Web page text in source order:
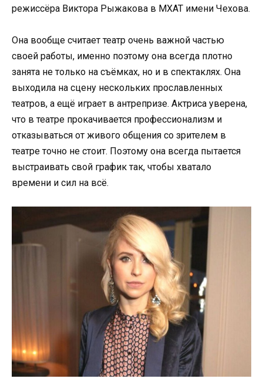
режиссёра Виктора Рыжакова в МХАТ имени Чехова.
Она вообще считает театр очень важной частью
своей работы, именно поэтому она всегда плотно
занята не только на съёмках, но и в спектаклях. Она
выходила на сцену нескольких прославленных
театров, а ещё играет в антрепризе. Актриса уверена,
что в театре прокачивается профессионализм и
отказываться от живого общения со зрителем в
театре точно не стоит. Поэтому она всегда пытается
выстраивать свой график так, чтобы хватало
времени и сил на всё.